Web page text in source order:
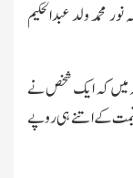
محمد ولد عبدالحکیم
میں کہ ایك شخص نے
کے اتنے ہی روپے